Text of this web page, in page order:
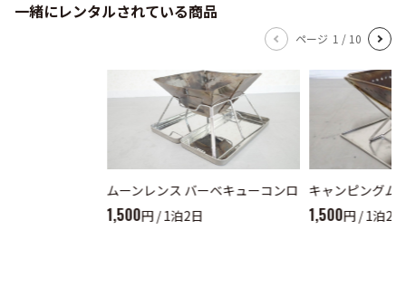
一緒にレンタルされている商品
ページ 1 / 10
ムーンレンス バーベキューコンロ
1,500円 / 1泊2日
キャンピングム
1,500円 / 1泊2日